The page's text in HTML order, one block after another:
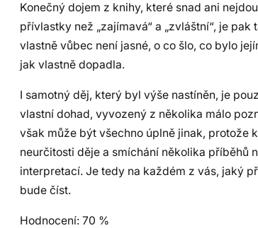
Konečný dojem z knihy, které snad ani
přívlastky než „zajímavá“ a „zvláštní“, je pak
vlastně vůbec není jasné, o co šlo, co bylo
jak vlastně dopadla.
I samotný děj, který byl výše nastíněn, je
vlastní dohad, vyvozený z několika málo
však může být všechno úplně jinak, protože
neurčitosti děje a smíchání několika příběhů
interpretací. Je tedy na každém z vás, jaký
bude číst.
Hodnocení: 70 %